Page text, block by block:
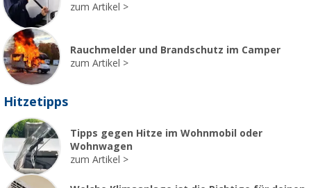
zum Artikel
Rauchmelder und Brandschutz im Camper
zum Artikel
Hitzetipps
Tipps gegen Hitze im Wohnmobil oder
Wohnwagen
zum Artikel